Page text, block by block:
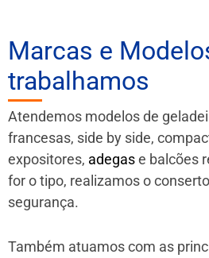
Marcas e
trabalhamos
Atendemos modelos de
francesas, side by side,
expositores, adegase balcões
for o tipo, realizamos o
segurança.
Também atuamos com as